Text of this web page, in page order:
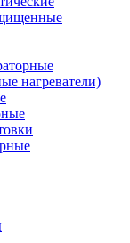
нагреватели)